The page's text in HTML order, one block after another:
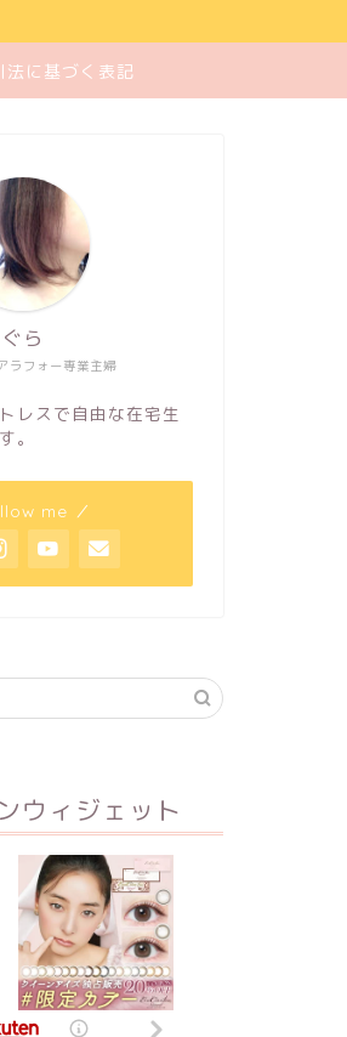
法に基づく表記
ラフォー専業主婦
ぐら
レスで自由な在宅生
。
me ／
ウィジェット